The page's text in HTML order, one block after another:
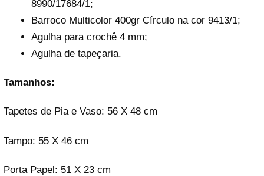
8990/17684/1;
Barroco Multicolor 400gr Círculo na cor 9413/1;
Agulha para crochê 4 mm;
Agulha de tapeçaria.
Tamanhos:
Tapetes de Pia e Vaso: 56 X 48 cm
Tampo: 55 X 46 cm
Porta Papel: 51 X 23 cm